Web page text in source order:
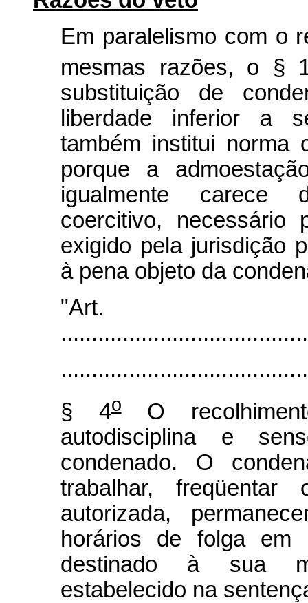
Em paralelismo com o
mesmas razões, o §
substituição de
liberdade inferior a
também institui norma
porque a
igualmente carece
coercitivo, necessário
exigido pela jurisdição
à pena objeto da
§ 4oO
autodisciplina e
condenado. O
trabalhar,
autorizada,
horários de folga em
destinado à sua
estabelecido na